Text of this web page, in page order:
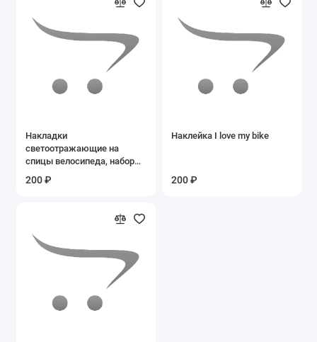
Накладки
светоотражающие на
спицы велосипеда, набор
200 ₽
Наклейка I love my bike
200 ₽